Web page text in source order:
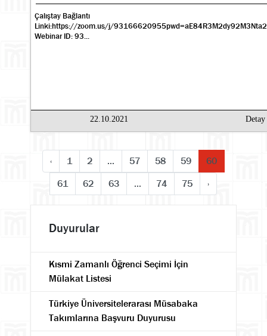
Çalıştay Bağlantı
Linki:https://zoom.us/j/
Webinar ID: 93...
22.10.2021
‹ 1 2 ... 57 58 59
60
61
62 63 ... 74 75 ›
Duyurular
Kısmi Zamanlı Öğrenci Seçimi İçin
Mülakat Listesi
Türkiye Üniversitelerarası Müsabaka
Takımlarına Başvuru Duyurusu